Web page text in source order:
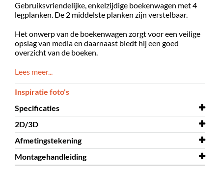
Gebruiksvriendelijke, enkelzijdige boekenwagen met 4
legplanken. De 2 middelste planken zijn verstelbaar.
Het onwerp van de boekenwagen zorgt voor een veilige
opslag van media en daarnaast biedt hij een goed
overzicht van de boeken.
Lees meer...
Inspiratie foto's
Specificaties
Breedte
Diepte
576 mm
Hoogte
1113 mm
2D/3D
2D/3D Kalix 3D
Afmetingstekening
Afmetingstekening Kalix
Montagehandleiding